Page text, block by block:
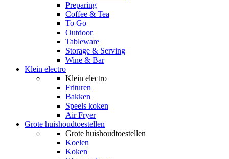
Preparing
Coffee & Tea
To Go
Outdoor
Tableware
Storage & Serving
Wine & Bar
Klein electro
Klein electro
Frituren
Bakken
Speels koken
Air Fryer
Grote huishoudtoestellen
Grote huishoudtoestellen
Koelen
Koken